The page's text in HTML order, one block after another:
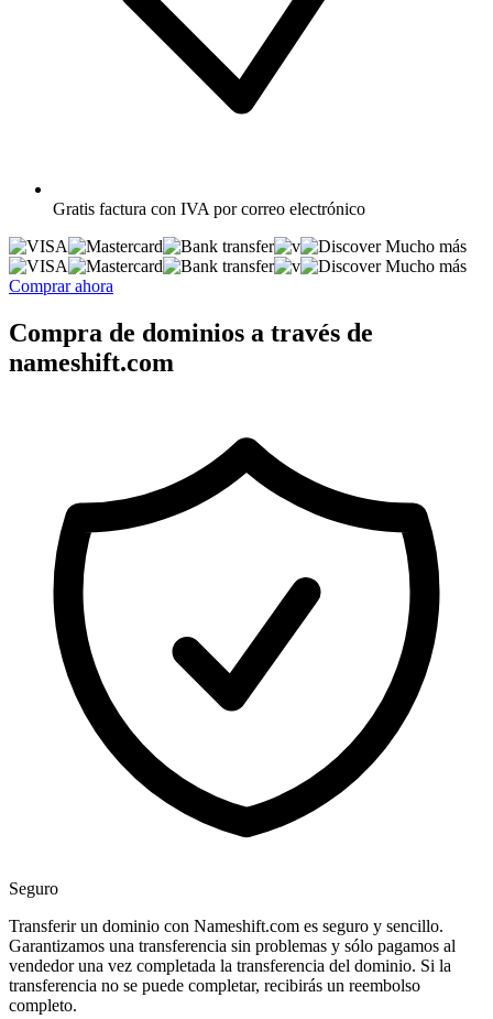
Gratis factura con IVA por correo electrónico
Mucho más
Mucho más
Comprar ahora
Compra de dominios a través de
nameshift.com
Seguro
Transferir un dominio con Nameshift.com es seguro y sencillo.
Garantizamos una transferencia sin problemas y sólo pagamos al
vendedor una vez completada la transferencia del dominio. Si la
transferencia no se puede completar, recibirás un reembolso
completo.